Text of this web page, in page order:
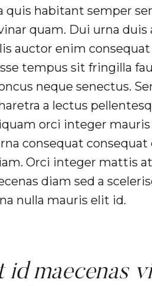
quis habitant semper
quam. Dui urna
auctor enim
tempus sit fringilla
neque senectus.
a lectus
orci integer
consequat
Orci integer mattis
diam sed a
nulla mauris elit id.
id maecenas